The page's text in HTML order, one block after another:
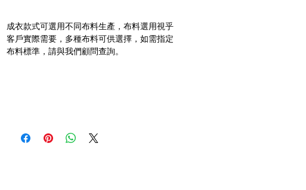
成衣款式可選用不同布料生產，布料選用視乎
客戶實際需要，多種布料可供選擇，如需指定